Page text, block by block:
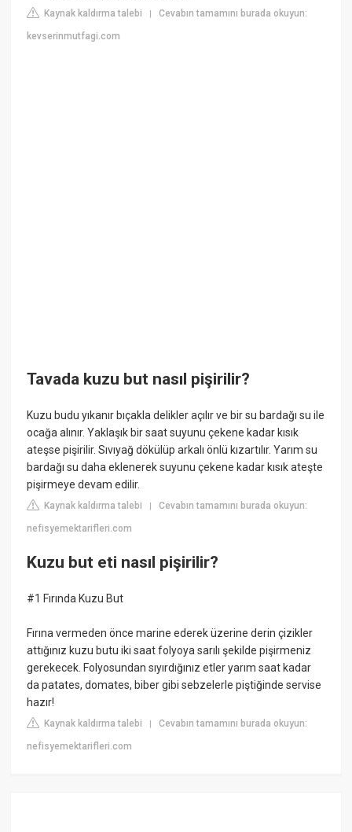
Kaynak kaldırma talebi |Cevabın tamamını burada okuyun:
kevserinmutfagi.com
Tavada kuzu but nasıl pişirilir?
Kuzu budu yıkanır bıçakla delikler açılır ve bir su bardağı su ile
ocağa alınır. Yaklaşık bir saat suyunu çekene kadar kısık
ateşse pişirilir. Sıvıyağ dökülüp arkalı önlü kızartılır. Yarım su
bardağı su daha eklenerek suyunu çekene kadar kısık ateşte
pişirmeye devam edilir.
Kaynak kaldırma talebi |Cevabın tamamını burada okuyun:
nefisyemektarifleri.com
Kuzu but eti nasıl pişirilir?
#1 Fırında Kuzu But
Fırına vermeden önce marine ederek üzerine derin çizikler
attığınız kuzu butu iki saat folyoya sarılı şekilde pişirmeniz
gerekecek. Folyosundan sıyırdığınız etler yarım saat kadar
da patates, domates, biber gibi sebzelerle piştiğinde servise
hazır!
Kaynak kaldırma talebi |Cevabın tamamını burada okuyun:
nefisyemektarifleri.com